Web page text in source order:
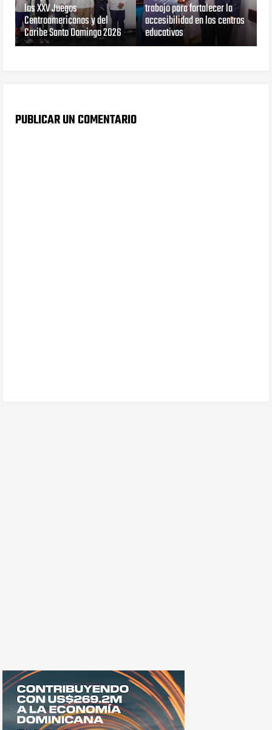
los XXV Juegos
Centroamericanos y del
Caribe Santo Domingo 2026
trabajo para fortalecer la
accesibilidad en los centros
educativos
PUBLICAR UN COMENTARIO